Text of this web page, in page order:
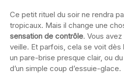
Ce petit rituel du soir ne rendra
tropicaux. Mais il change une
sensation de contrôle. Vous
veille. Et parfois, cela se voit dès
un pare-brise presque clair, ou du
d’un simple coup d’essuie-glace.